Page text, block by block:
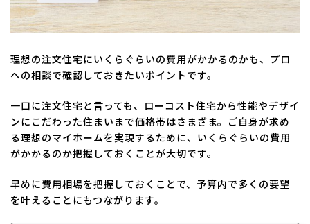
理想の注文住宅にいくらぐらいの費用がかかるのかも、プロ
への相談で確認しておきたいポイントです。
一口に注文住宅と言っても、ローコスト住宅から性能やデザイ
ンにこだわった住まいまで価格帯はさまざま。ご自身が求め
る理想のマイホームを実現するために、いくらぐらいの費用
がかかるのか把握しておくことが大切です。
早めに費用相場を把握しておくことで、予算内で多くの要望
を叶えることにもつながります。